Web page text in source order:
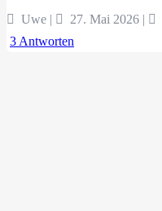
Uwe | 27. Mai 2026 |
3 Antworten